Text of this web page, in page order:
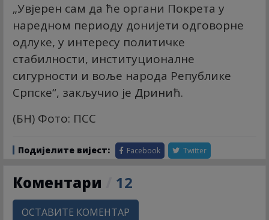
„Увјерен сам да ће органи Покрета у
наредном периоду донијети одговорне
одлуке, у интересу политичке
стабилности, институционалне
сигурности и воље народа Републике
Српске“, закључио је Дринић.
(БН) Фото: ПСС
Подијелите вијест: Facebook Twitter
Коментари 12
ОСТАВИТЕ КОМЕНТАР